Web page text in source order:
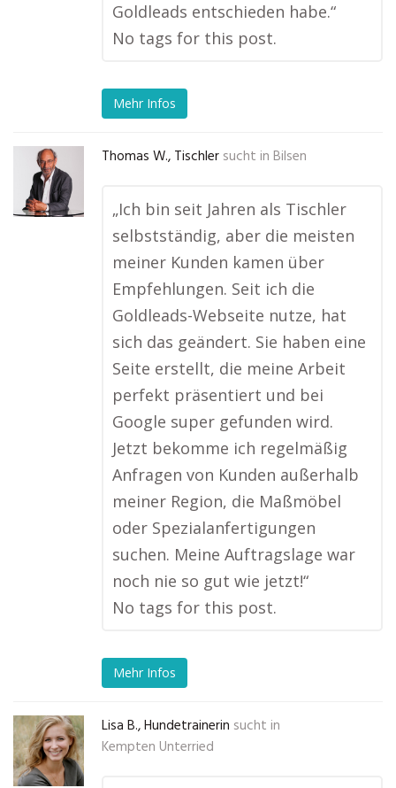
Goldleads entschieden habe.“
No tags for this post.
Mehr Infos
Thomas W., Tischler sucht in Bilsen
„Ich bin seit Jahren als Tischler
selbstständig, aber die meisten
meiner Kunden kamen über
Empfehlungen. Seit ich die
Goldleads-Webseite nutze, hat
sich das geändert. Sie haben eine
Seite erstellt, die meine Arbeit
perfekt präsentiert und bei
Google super gefunden wird.
Jetzt bekomme ich regelmäßig
Anfragen von Kunden außerhalb
meiner Region, die Maßmöbel
oder Spezialanfertigungen
suchen. Meine Auftragslage war
noch nie so gut wie jetzt!“
No tags for this post.
Mehr Infos
Lisa B., Hundetrainerin sucht in
Kempten Unterried